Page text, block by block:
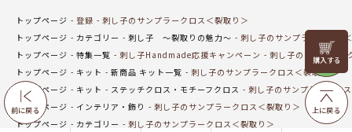
前に戻る
リリヤン
フェア
上に戻る
トップページ 登録
刺し子のサンプラークロス＜裂取り＞
トップページ
カテゴリー 刺し子 ～裂取りの魅力～
刺し子のサンプラークロス
トップページ
特集一覧 刺し子Handmade応援キャンペーン
刺し子のサンプラー
トップページ
キット 新商品 キット一覧
刺し子のサンプラークロス＜裂取り＞
トップページ
キット ステッチクロス・モチーフクロス
刺し子のサンプラークロ
トップページ
インテリア・飾り
刺し子のサンプラークロス＜裂取り＞
トップページ
カテゴリー 刺し子のサンプラークロス＜裂取り＞